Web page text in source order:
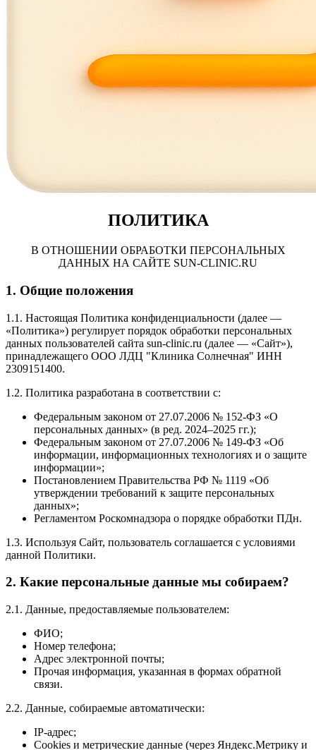
ПОЛИТИКА
В ОТНОШЕНИИ ОБРАБОТКИ ПЕРСОНАЛЬНЫХ
ДАННЫХ НА САЙТЕ SUN-CLINIC.RU
1. Общие положения
1.1. Настоящая Политика конфиденциальности (далее —
«Политика») регулирует порядок обработки персональных
данных пользователей сайта sun-clinic.ru (далее — «Сайт»),
принадлежащего ООО ЛДЦ "Клиника Солнечная" ИНН
2309151400.
1.2. Политика разработана в соответствии с:
Федеральным законом от 27.07.2006 № 152-ФЗ «О
персональных данных» (в ред. 2024–2025 гг.);
Федеральным законом от 27.07.2006 № 149-ФЗ «Об
информации, информационных технологиях и о защите
информации»;
Постановлением Правительства РФ № 1119 «Об
утверждении требований к защите персональных
данных»;
Регламентом Роскомнадзора о порядке обработки ПДн.
1.3. Используя Сайт, пользователь соглашается с условиями
данной Политики.
2. Какие персональные данные мы собираем?
2.1. Данные, предоставляемые пользователем:
ФИО;
Номер телефона;
Адрес электронной почты;
Прочая информация, указанная в формах обратной
связи.
2.2. Данные, собираемые автоматически:
IP-адрес;
Cookies и метрические данные (через Яндекс.Метрику и